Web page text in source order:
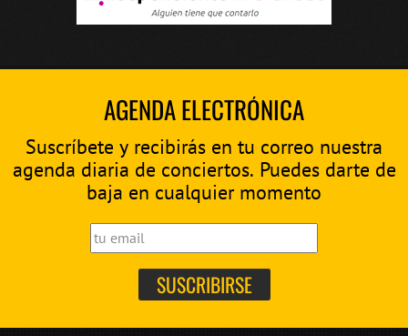
AGENDA ELECTRÓNICA
Suscríbete y recibirás en tu correo nuestra
agenda diaria de conciertos. Puedes darte de
baja en cualquier momento